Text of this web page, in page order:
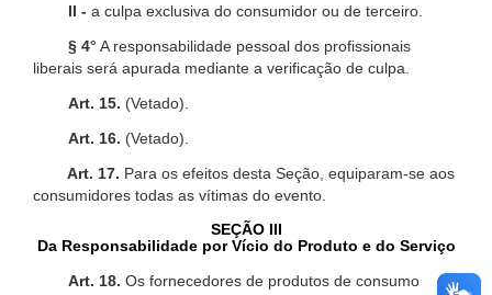
II - a culpa exclusiva do consumidor ou de terceiro.
§ 4° A responsabilidade pessoal dos profissionais
liberais será apurada mediante a verificação de culpa.
Art. 15. (Vetado).
Art. 16. (Vetado).
Art. 17. Para os efeitos desta Seção, equiparam-se aos
consumidores todas as vítimas do evento.
SEÇÃO III
Da Responsabilidade por Vício do Produto e do Serviço
Art. 18. Os fornecedores de produtos de consumo